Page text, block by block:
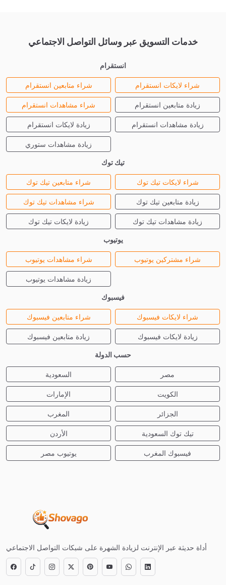
خدمات التسويق عبر وسائل التواصل الاجتماعي
انستقرام
شراء متابعين انستقرام شراء لايكات انستقرام
شراء مشاهدات انستقرام زيادة متابعين انستقرام
زيادة لايكات انستقرام زيادة مشاهدات انستقرام
زيادة مشاهدات ستوري
تيك توك
شراء متابعين تيك توك شراء لايكات تيك توك
شراء مشاهدات تيك توك زيادة متابعين تيك توك
زيادة لايكات تيك توك زيادة مشاهدات تيك توك
يوتيوب
شراء مشاهدات يوتيوب شراء مشتركين يوتيوب
زيادة مشاهدات يوتيوب
فيسبوك
شراء متابعين فيسبوك شراء لايكات فيسبوك
زيادة متابعين فيسبوك زيادة لايكات فيسبوك
حسب الدولة
السعودية مصر
الإمارات الكويت
المغرب الجزائر
الأردن تيك توك السعودية
يوتيوب مصر فيسبوك المغرب
أداة حديثة عبر الإنترنت لزيادة الشهرة على شبكات التواصل الاجتماعي